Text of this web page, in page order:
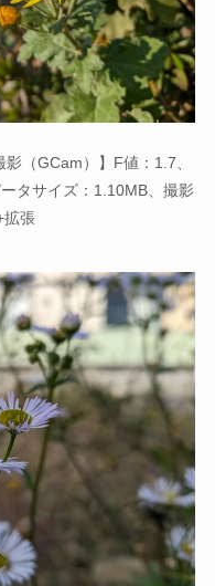
（GCam）】F値：1.7、
タサイズ：1.10MB、撮影
拡張